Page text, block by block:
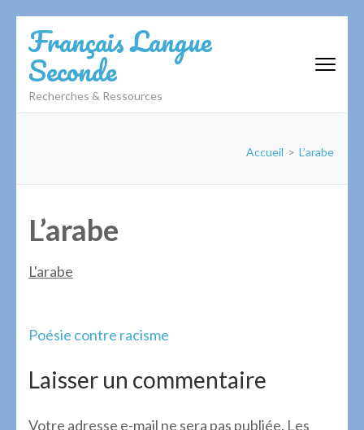
au
contenu
(Pressez
Entrée)
Français Langue
Seconde
Recherches & Ressources
Accueil > L’arabe
L’arabe
L'arabe
Navigation
l’article
Poésie contre racisme
Laisser un commentaire
Votre adresse e-mail ne sera pas publiée. Les